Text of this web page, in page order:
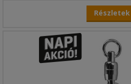
Részletek